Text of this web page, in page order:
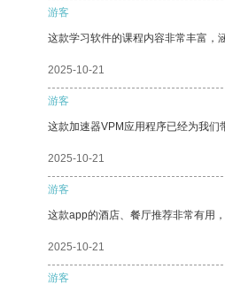
游客
这款学习软件的课程内容非常丰富，
2025-10-21
游客
这款加速器VPM应用程序已经为我们
2025-10-21
游客
这款app的酒店、餐厅推荐非常有用
2025-10-21
游客